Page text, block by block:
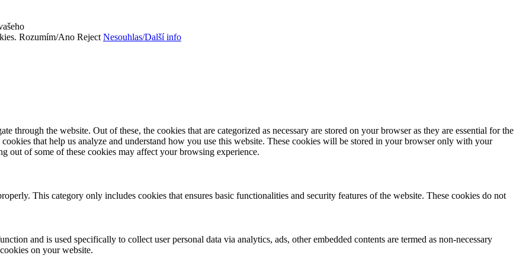
Rozumím/Ano Reject Nesouhlas/Další info
through the website. Out of these, the cookies that are categorized as necessary are stored on your browser as they are essential for the
that help us analyze and understand how you use this website. These cookies will be stored in your browser only with your
out of some of these cookies may affect your browsing experience.
This category only includes cookies that ensures basic functionalities and security features of the website. These cookies do not
and is used specifically to collect user personal data via analytics, ads, other embedded contents are termed as non-necessary
on your website.